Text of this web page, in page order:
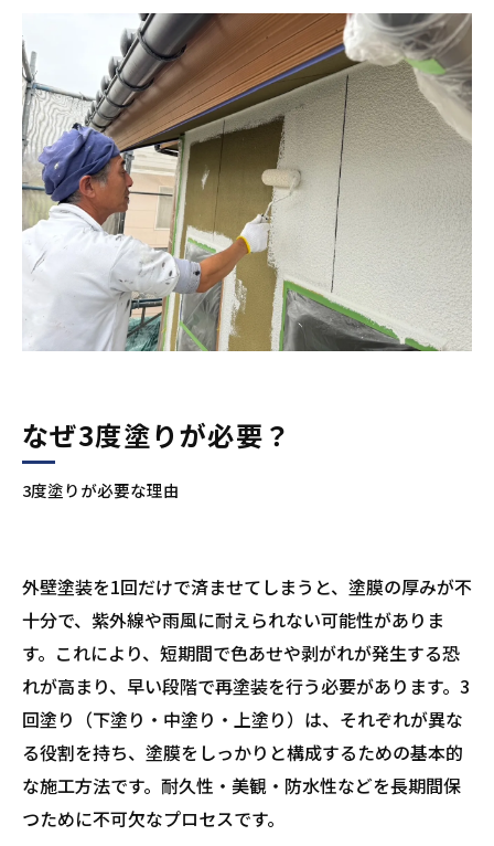
なぜ3度塗りが必要？
3度塗りが必要な理由
外壁塗装を1回だけで済ませてしまうと、塗膜の厚みが不
十分で、紫外線や雨風に耐えられない可能性がありま
す。これにより、短期間で色あせや剥がれが発生する恐
れが高まり、早い段階で再塗装を行う必要があります。3
回塗り（下塗り・中塗り・上塗り）は、それぞれが異な
る役割を持ち、塗膜をしっかりと構成するための基本的
な施工方法です。耐久性・美観・防水性などを長期間保
つために不可欠なプロセスです。